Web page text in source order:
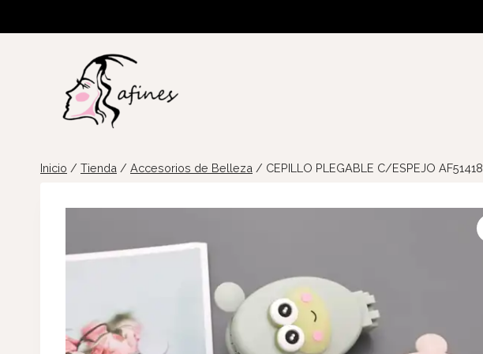
Inicio / Tienda / Accesorios de Belleza / CEPILLO PLEGABLE C/ESPEJO AF51418